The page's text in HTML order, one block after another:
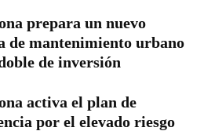
prepara un nuevo
de mantenimiento urbano
de inversión
activa el plan de
por el elevado riesgo